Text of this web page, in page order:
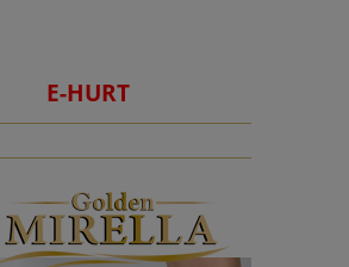
E-HURT